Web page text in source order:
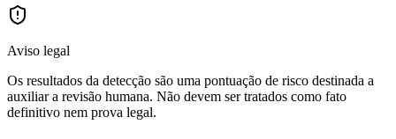
Aviso legal
Os resultados da detecção são uma pontuação de risco destinada a
auxiliar a revisão humana. Não devem ser tratados como fato
definitivo nem prova legal.